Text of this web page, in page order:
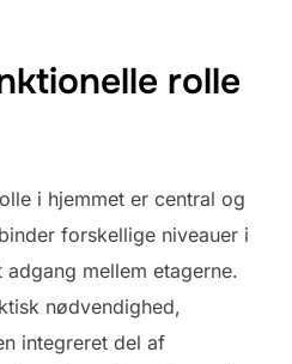
rolle
i hjemmet er central og
forskellige niveauer i
mellem etagerne.
nødvendighed,
integreret del af